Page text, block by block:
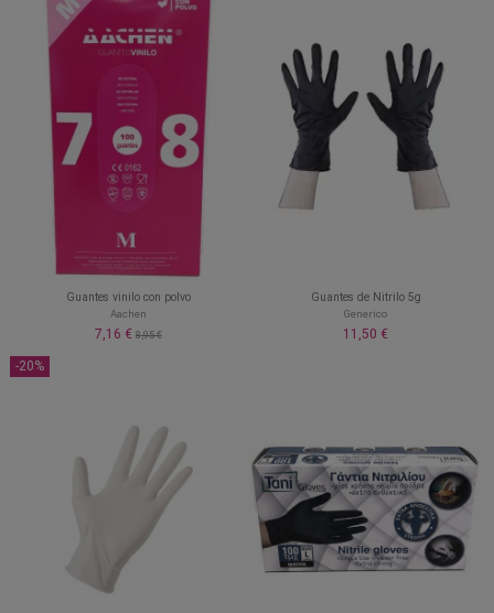
Guantes vinilo con polvo
Aachen
7,16 € 8,95 €
Guantes de Nitrilo 5g
Generico
11,50 €
-20%